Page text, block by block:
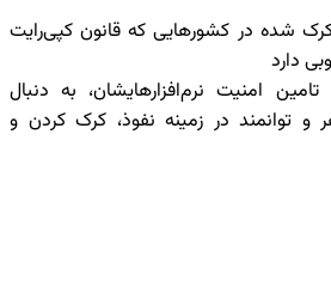
شده در کشورهایی که قانون کپی‌رایت
دارد
امنیت نرم‌افزارهایشان، به دنبال
و توانمند در زمینه نفوذ، کرک کردن و